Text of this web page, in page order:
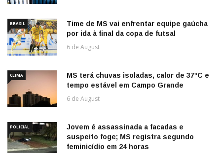
BRASIL
Time de MS vai enfrentar equipe gaúcha
por ida à final da copa de futsal
6 de August
CLIMA
MS terá chuvas isoladas, calor de 37ºC e
tempo estável em Campo Grande
6 de August
POLICIAL
Jovem é assassinada a facadas e
suspeito foge; MS registra segundo
feminicídio em 24 horas